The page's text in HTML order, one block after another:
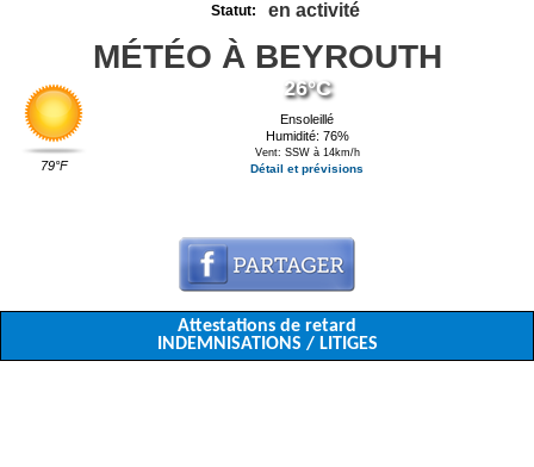
Statut: en activité
MÉTÉO À BEYROUTH
79°F
26°C
Ensoleillé
Humidité: 76%
Vent: SSW à 14km/h
Détail et prévisions
Attestations de retard
INDEMNISATIONS / LITIGES